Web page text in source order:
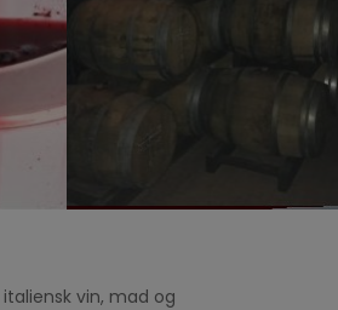
vin, mad og